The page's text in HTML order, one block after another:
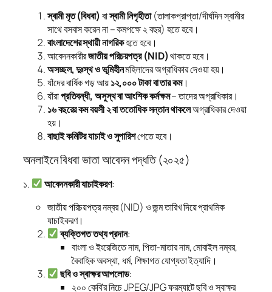
স্বামী মৃত (বিধবা) বাস্বামী নিগৃহীতা(তালাকপ্রাপ্তা/দীর্ঘদিন স্বামীর
সাথে বসবাস করেন না – কমপক্ষে ২ বছর) হতে হবে।
বাংলাদেশের স্থায়ী নাগরিকহতে হবে।
আবেদনকারীরজাতীয় পরিচয়পত্র (NID)থাকতে হবে।
অসচ্ছল, দুঃস্থ ও ভূমিহীনমহিলাদের অগ্রাধিকার দেওয়া হয়।
যাঁদের বার্ষিক গড় আয়১২,০০০ টাকা বা তার কম।
যাঁরাপ্রতিবন্ধী, অসুস্থ বা আংশিক কর্মক্ষম– তাদের অগ্রাধিকার।
১৬ বছরের কম বয়সী ২ বা ততোধিক সন্তান থাকলেঅগ্রাধিকার দেওয়া
হয়।
বাছাই কমিটির যাচাই ও সুপারিশপেতে হবে।
অনলাইনে বিধবা ভাতা আবেদন পদ্ধতি (২০২৫)
১. আবেদনকারী যাচাইকরণ:
জাতীয় পরিচয়পত্র নম্বর (NID) ও জন্ম তারিখ দিয়ে প্রাথমিক
যাচাইকরণ।
ব্যক্তিগত তথ্য প্রদান:
বাংলা ও ইংরেজিতে নাম, পিতা-মাতার নাম, মোবাইল নম্বর,
বৈবাহিক অবস্থা, ধর্ম, শিক্ষাগত যোগ্যতা ইত্যাদি।
ছবি ও স্বাক্ষর আপলোড:
২০০ কেবি’র নিচে JPEG/JPG ফরম্যাটে ছবি ও স্বাক্ষর